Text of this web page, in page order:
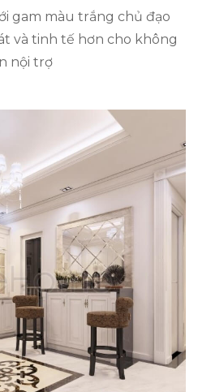
gam màu trắng chủ đạo
và tinh tế hơn cho không
nội trợ